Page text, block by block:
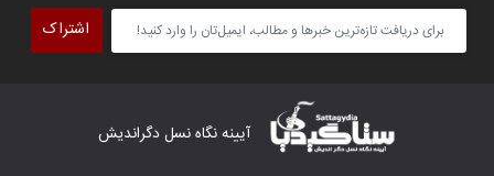
پیروزی قاطع در برابر تاجیکستان محکم
برداشت
کار دشوار تیم ملی فوتسال افغانستان در
گروه مرگ بازی‌های همبستگی کشورهای
اسلامی
اشتراک
آیینه نگاه نسل دگراندیش